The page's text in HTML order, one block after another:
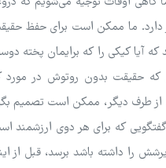
ما ممکن است برای حفظ
که آیا کیکی را که برایمان
که حقیقت بدون روتوش در
طرف دیگر، ممکن است تصمیم
که برای هر دوی ارزشمند
را داشته باشد برسد، قبل